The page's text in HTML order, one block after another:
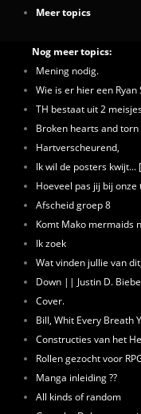
Meer topics
Nog meer topics:
Mening nodig.
Wie is er hier een Ryan
TH bestaat uit 2
Broken hearts and
Hartverscheurend,
Ik wil de posters kwijt...
Hoeveel pas jij bij onze
Afscheid groep 8
Komt Mako mermaids
Ik zoek
Wat vinden jullie van
Down || Justin D.
Cover.
Bill, Whit Every Breath
Constructies van het
Rollen gezocht voor
Manga inleiding ??
All kinds of random